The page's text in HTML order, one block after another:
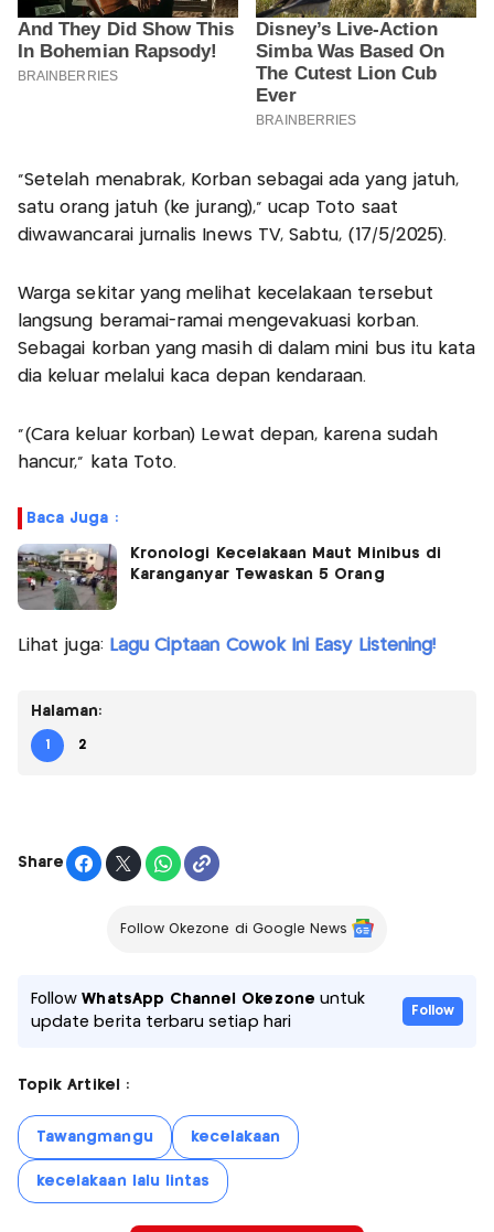
"Setelah menabrak, Korban sebagai ada yang jatuh,
satu orang jatuh (ke jurang)," ucap Toto saat
diwawancarai jurnalis Inews TV, Sabtu, (17/5/2025).
Warga sekitar yang melihat kecelakaan tersebut
langsung beramai-ramai mengevakuasi korban.
Sebagai korban yang masih di dalam mini bus itu kata
dia keluar melalui kaca depan kendaraan.
"(Cara keluar korban) Lewat depan, karena sudah
hancur," kata Toto.
Baca Juga :
Kronologi Kecelakaan Maut Minibus di
Karanganyar Tewaskan 5 Orang
Lihat juga: Lagu Ciptaan Cowok Ini Easy Listening!
Halaman:
1 2
Share
Follow Okezone di Google News
FollowWhatsApp Channel Okezone untuk
update berita terbaru setiap hari
Follow
Topik Artikel :
Tawangmangu kecelakaan
kecelakaan lalu lintas